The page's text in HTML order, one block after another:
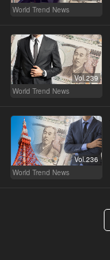
World Trend News
Vol.239
World Trend News
Vol.236
World Trend News